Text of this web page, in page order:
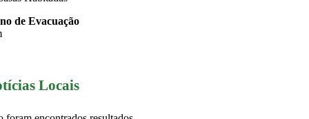
de Evacuação
Locais